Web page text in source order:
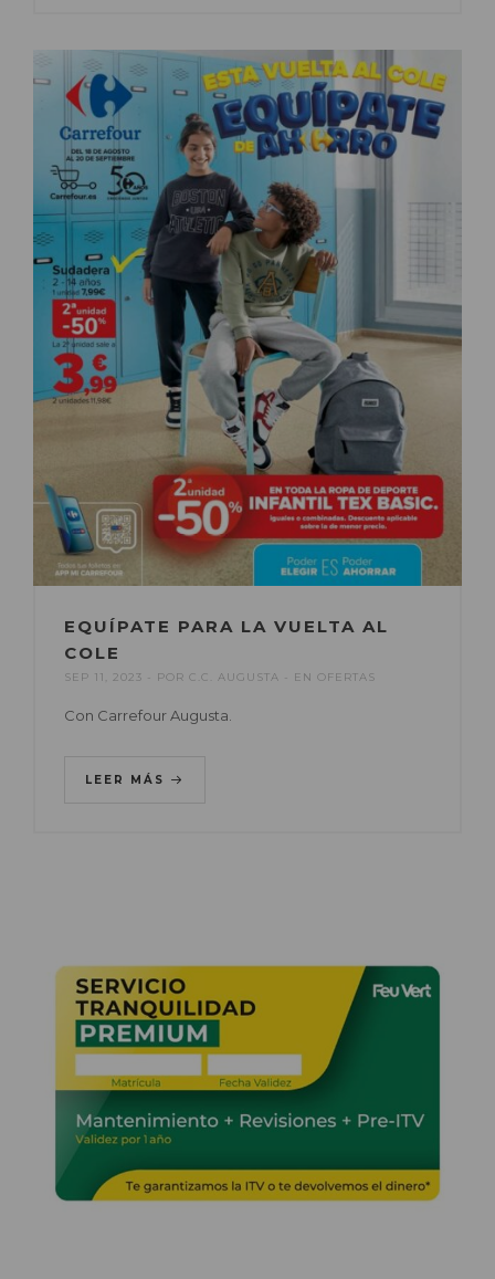
EQUÍPATE PARA LA VUELTA AL
COLE
SEP 11, 2023 POR C.C. AUGUSTA EN OFERTAS
Con Carrefour Augusta.
LEER MÁS